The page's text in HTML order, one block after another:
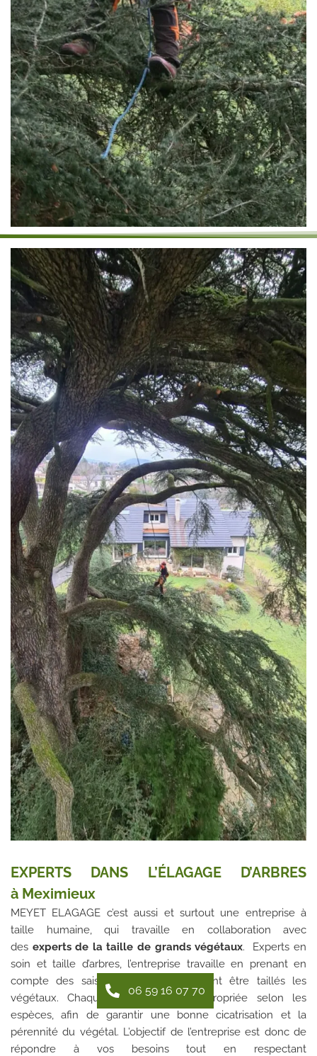
EXPERTS DANS L’ÉLAGAGE D’ARBRES
à Meximieux
MEYET ELAGAGE c’est aussi et surtout une entreprise à
taille humaine, qui travaille en collaboration avec
des experts de la taille de grands végétaux. Experts en
soin et taille d’arbres, l’entreprise travaille en prenant en
compte des saisons auxquelles doivent être taillés les
végétaux. Chaque taille va être appropriée selon les
espèces, afin de garantir une bonne cicatrisation et la
pérennité du végétal. L’objectif de l’entreprise est donc de
répondre à vos besoins tout en respectant
06 59 16 07 70